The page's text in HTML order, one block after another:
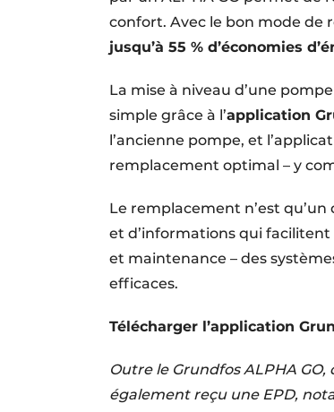
confort. Avec le bon mode de
jusqu’à 55 % d’économies
La mise à niveau d’une
simple grâce à l’application
l’ancienne pompe, et
remplacement optimal – y
Le remplacement n’est
et d’informations qui
et maintenance – des
efficaces.
Télécharger l’application
Outre le Grundfos ALPHA
également reçu une EPD,